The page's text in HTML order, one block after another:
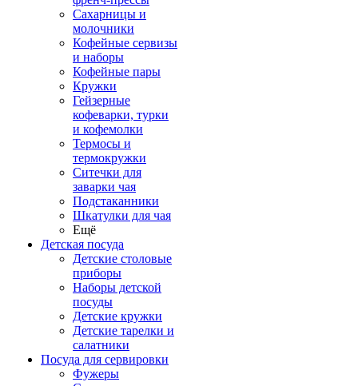
Сахарницы и
молочники
Кофейные сервизы
и наборы
Кофейные пары
Кружки
Гейзерные
кофеварки, турки
и кофемолки
Термосы и
термокружки
Ситечки для
заварки чая
Подстаканники
Шкатулки для чая
Ещё
Детская посуда
Детские столовые
приборы
Наборы детской
посуды
Детские кружки
Детские тарелки и
салатники
Посуда для сервировки
Фужеры